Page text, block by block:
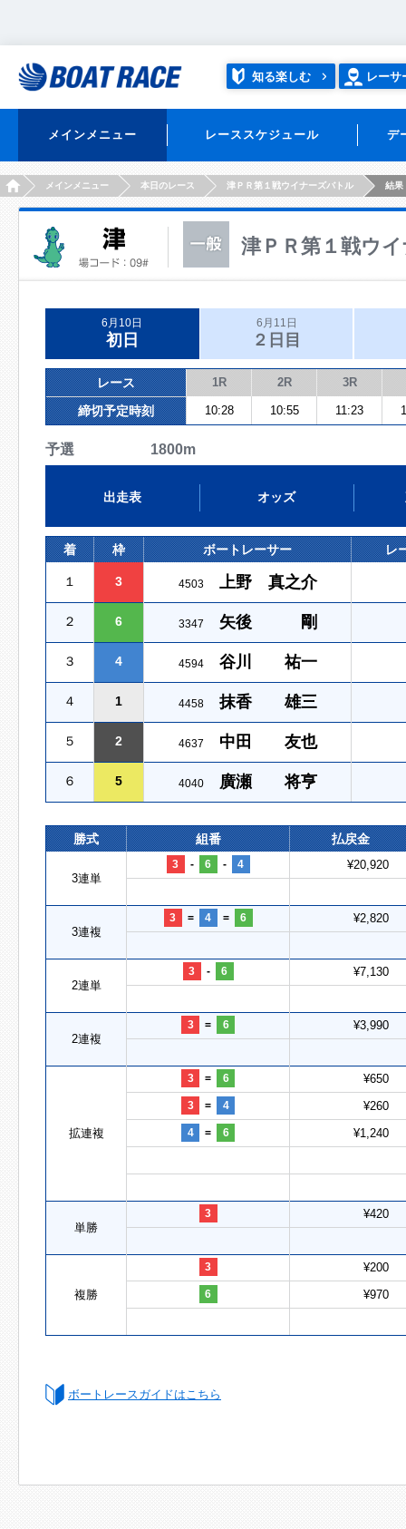
知る楽しむ レーサ
メインメニュー レーススケジュール デ
HOMEメインメニュー 本日のレース 津ＰＲ第１戦ウイナーズバトル 結果
津ＰＲ第１戦ウ
6月10日
初日
6月11日
２日目
レース 1R 2R 3R
締切予定時刻 10:28 10:55 11:23
予選 1800m
出走表 オッズ
着 枠 ボートレーサー レ
１ 3 4503 上野 真之介
２ 6 3347 矢後 剛
３ 4 4594 谷川 祐一
４ 1 4458 抹香 雄三
５ 2 4637 中田 友也
６ 5 4040 廣瀬 将亨
勝式 組番 払戻金
3連単
3 - 6 - 4 ¥20,920
3連複
3 = 4 = 6 ¥2,820
2連単
3 - 6 ¥7,130
2連複
3 = 6 ¥3,990
拡連複
3 = 6 ¥650
3 = 4 ¥260
4 = 6 ¥1,240
単勝
3 ¥420
複勝
3 ¥200
6 ¥970
ボートレースガイドはこちら